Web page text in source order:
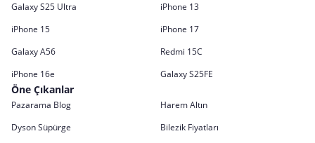
Galaxy S25 Ultra
iPhone 13
iPhone 15
iPhone 17
Galaxy A56
Redmi 15C
iPhone 16e
Galaxy S25FE
Öne Çıkanlar
Pazarama Blog
Harem Altın
Dyson Süpürge
Bilezik Fiyatları